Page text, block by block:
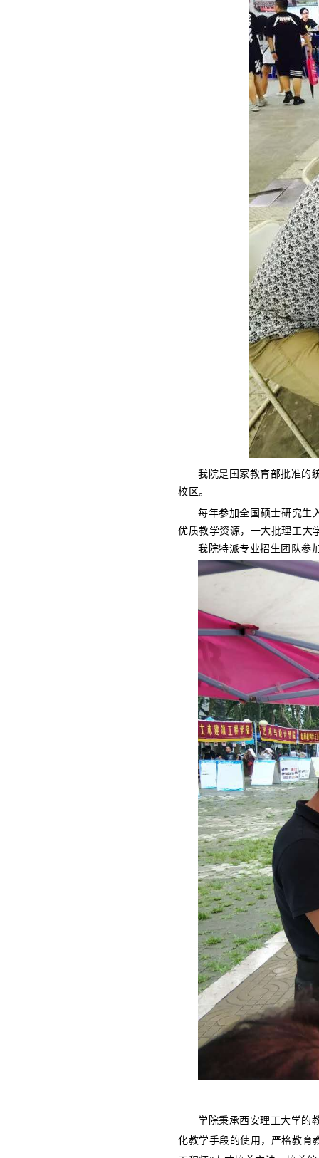
我院是国家教育部批准的
校区。
每年参加全国硕士研究生
优质教学资源，一大批理工大
我院特派专业招生团队参
学院秉承西安理工大学的
化教学手段的使用，严格教育